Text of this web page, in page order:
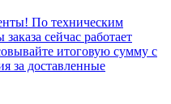
По техническим
сейчас работает
итоговую сумму с
за доставленные